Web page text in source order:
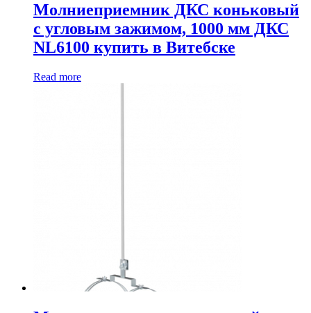
Молниеприемник ДКС коньковый
с угловым зажимом, 1000 мм ДКС
NL6100 купить в Витебске
Read more